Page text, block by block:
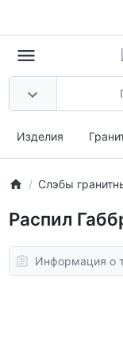
Изделия
Слэбы
Распил
Информация о